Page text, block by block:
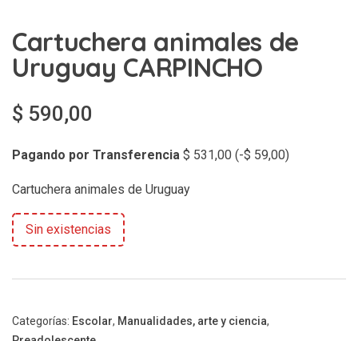
Cartuchera animales de
Uruguay CARPINCHO
$ 590,00
Pagando por Transferencia $ 531,00 (-$ 59,00)
Cartuchera animales de Uruguay
Sin existencias
Categorías: Escolar, Manualidades, arte y ciencia,